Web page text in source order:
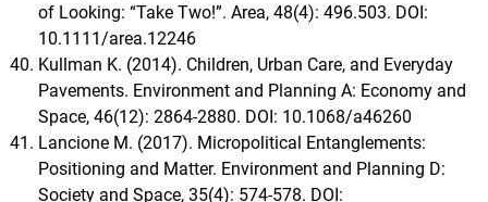
of Looking: “Take Two!”. Area, 48(4): 496.503. DOI:
10.1111/area.12246
Kullman K. (2014). Children, Urban Care, and Everyday
Pavements. Environment and Planning A: Economy and
Space, 46(12): 2864-2880. DOI: 10.1068/a46260
Lancione M. (2017). Micropolitical Entanglements:
Positioning and Matter. Environment and Planning D:
Society and Space, 35(4): 574-578. DOI: